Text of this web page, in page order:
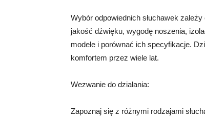
Wybór odpowiednich słuchawek
jakość dźwięku, wygodę noszenia,
modele i porównać ich specyfikacje.
komfortem przez wiele lat.
Wezwanie do działania:
Zapoznaj się z różnymi rodzajami